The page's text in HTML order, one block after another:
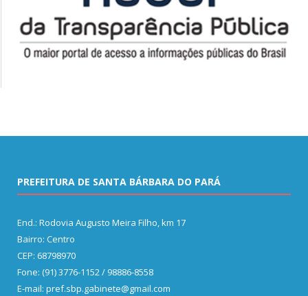
PREFEITURA DE SANTA BÁRBARA DO PARÁ
End.: Rodovia Augusto Meira Filho, km 17
Bairro: Centro
CEP: 68798970
Fone: (91) 3776-1152 / 98886-8558
E-mail: pref.sbp.gabinete@gmail.com